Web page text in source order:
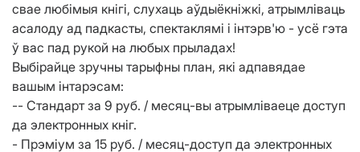
свае любімыя кнігі, слухаць аўдыёкніжкі, атрымліваць
асалоду ад падкасты, спектаклямі і інтэрв'ю - усё гэта
ў вас пад рукой на любых прыладах!
Выбірайце зручны тарыфны план, які адпавядае
вашым інтарэсам:
-- Стандарт за 9 руб. / месяц-вы атрымліваеце доступ
да электронных кніг.
- Прэміум за 15 руб. / месяц-доступ да электронных